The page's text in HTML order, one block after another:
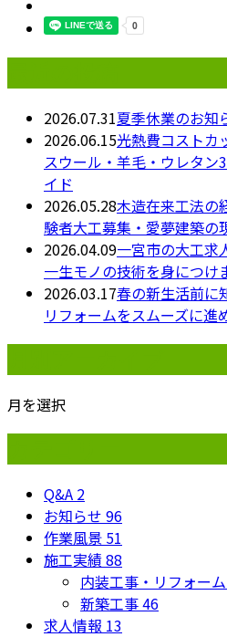
2026.07.31夏季休業のお知
2026.06.15光熱費コストカ
スウール・羊毛・ウレタン
イド
2026.05.28木造在来工法の
験者大工募集・愛夢建築の
2026.04.09一宮市の大工求
一生モノの技術を身につ
2026.03.17春の新生活前に
リフォームをスムーズに進
月を選択
Q&A 2
お知らせ 96
作業風景 51
施工実績88
内装工事・リフォーム
新築工事46
求人情報 13